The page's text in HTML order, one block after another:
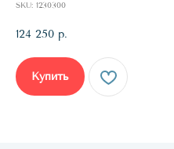
SKU: 1230300
124 250 р.
Купить